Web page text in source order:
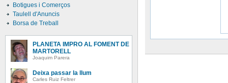
Botigues i Comerços
Taulell d'Anuncis
Borsa de Treball
PLANETA IMPRO AL FOMENT DE
MARTORELL
Joaquim Parera
Deixa passar la llum
Carles Ruiz Feltrer